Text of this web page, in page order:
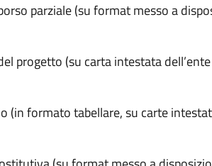
parziale (su format messo a
progetto (su carta intestata
(in formato tabellare, su carte